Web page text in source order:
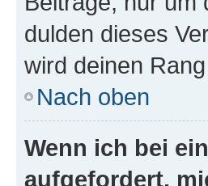
dulden dieses
wird deinen
Nach oben
Wenn ich bei
aufgefordert,